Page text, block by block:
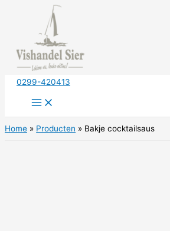
inhoud
0299-420413
Home Producten Bakje cocktailsaus